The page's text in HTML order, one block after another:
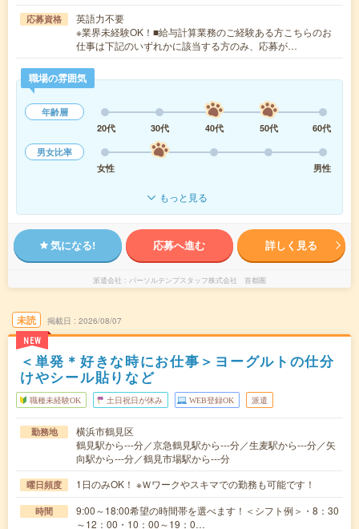
応募資格
英語力不要
※業界未経験OK！■給与計算業務のご経験ある方こちらのお
仕事は下記のいずれかに該当する方のみ、応募が…
職場の雰囲気
年齢層
20代
30代 40代 50代
60代
男女比率
女性
男性
もっと見る
気になる! 応募へ進む 詳しく見る
派遣会社 パーソルテンプスタッフ株式会社 首都圏
未読
NEW
掲載日 2026/08/07
＜単発＊好きな時にお仕事＞ヨーグルトの仕分
けやシール貼りなど
職種未経験OK 土日祝日が休み WEB登録OK 派遣
勤務地
横浜市鶴見区
鶴見駅から---分／京急鶴見駅から---分／生麦駅から---分／矢
向駅から---分／鶴見市場駅から---分
曜日頻度 1日のみOK！ ※Ｗワークやスキマでの勤務も可能です！
時間
9:00～18:00希望の時間帯を選べます！＜シフト例＞・8：30
～12：00・10：00～19：0…